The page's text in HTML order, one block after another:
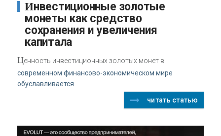
Инвестиционные золотые
монеты как средство
сохранения и увеличения
капитала
Ценность инвестиционных золотых монет в
современном финансово-экономическом мире
обуславливается
читать статью